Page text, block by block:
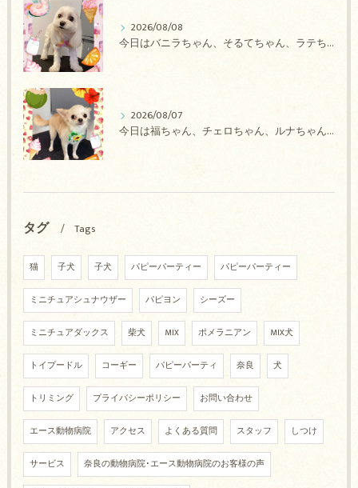
2026/08/08
今日はバニラちゃん、そるてちゃん、ラテちゃん、バニラちゃん、チョコちゃん、ベリーちゃん、メロンちゃん、もこちゃんのトリミングの紹介です【奈良のエース動物病院】
2026/08/07
今日は福ちゃん、チェロちゃん、ルナちゃん、Royちゃん、アネラちゃん、ポコちゃんのトリミングの紹介です【奈良のエース動物病院】
タグ Tags
猫 子犬 子犬 パピーパーティー パピーパーティー
ミニチュアシュナウザー パピヨン シーズー
ミニチュアダックス 柴犬 MIX ポメラニアン MIX犬
トイプードル コーギー パピーパーティ 奈良 犬
トリミング プライバシーポリシー お問い合わせ
エース動物病院 アクセス よくある質問 スタッフ しつけ
サービス 奈良の動物病院･エース動物病院のお客様の声